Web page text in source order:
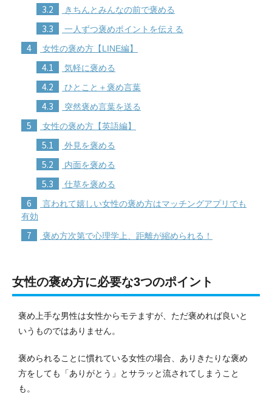
3.2 きちんとみんなの前で褒める
3.3 一人ずつ褒めポイントを伝える
4 女性の褒め方【LINE編】
4.1 気軽に褒める
4.2 ひとこと＋褒め言葉
4.3 突然褒め言葉を送る
5 女性の褒め方【英語編】
5.1 外見を褒める
5.2 内面を褒める
5.3 仕草を褒める
6
言われて嬉しい女性の褒め方はマッチングアプリでも
有効
7 褒め方次第で心理学上、距離が縮められる！
女性の褒め方に必要な3つのポイント
褒め上手な男性は女性からモテますが、ただ褒めれば良いと
いうものではありません。
褒められることに慣れている女性の場合、ありきたりな褒め
方をしても「ありがとう」とサラッと流されてしまうこと
も。